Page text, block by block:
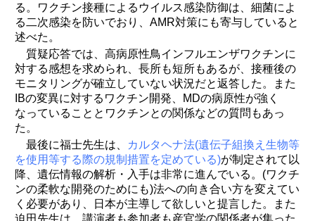
る。ワクチン接種によるウイルス感染防御は、細菌によ
る二次感染を防いでおり、AMR対策にも寄与していると
述べた。
質疑応答では、高病原性鳥インフルエンザワクチンに
対する感想を求められ、長所も短所もあるが、接種後の
モニタリングが確立していない状況だと返答した。また
IBの変異に対するワクチン開発、MDの病原性が強く
なっていることとワクチンとの関係などの質問もあっ
た。
最後に福士先生は、
カルタヘナ法(遺伝子組換え生物等
を使用等する際の規制措置を定めている)が制定されて以
降、遺伝情報の解析・入手は非常に進んでいる。(ワクチ
ンの柔軟な開発のためにも)法への向き合い方を変えてい
く必要があり、日本が主導して欲しいと提言した。また
迫田先生は、講演者も参加者も産官学の関係者が集った